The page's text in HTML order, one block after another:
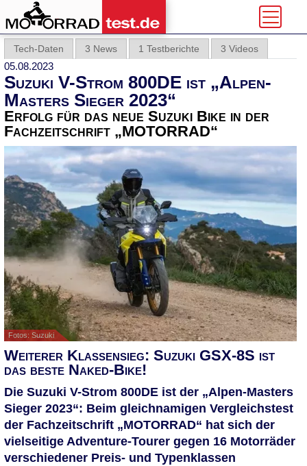
Tech-Daten 3 News 1 Testberichte 3 Videos
05.08.2023
Suzuki V-Strom 800DE ist „Alpen-
Masters Sieger 2023“
Erfolg für das neue Suzuki Bike in der
Fachzeitschrift „MOTORRAD“
Fotos: Suzuki
Weiterer Klassensieg: Suzuki GSX-8S ist
das beste Naked-Bike!
Die Suzuki V-Strom 800DE ist der „Alpen-Masters
Sieger 2023“: Beim gleichnamigen Vergleichstest
der Fachzeitschrift „MOTORRAD“ hat sich der
vielseitige Adventure-Tourer gegen 16 Motorräder
verschiedener Preis- und Typenklassen